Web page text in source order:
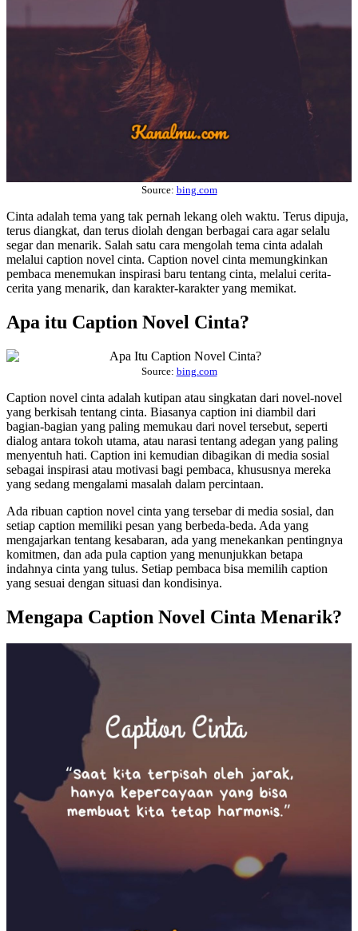
Source: bing.com
Cinta adalah tema yang tak pernah lekang oleh waktu. Terus dipuja,
terus diangkat, dan terus diolah dengan berbagai cara agar selalu
segar dan menarik. Salah satu cara mengolah tema cinta adalah
melalui caption novel cinta. Caption novel cinta memungkinkan
pembaca menemukan inspirasi baru tentang cinta, melalui cerita-
cerita yang menarik, dan karakter-karakter yang memikat.
Apa itu Caption Novel Cinta?
Source: bing.com
Caption novel cinta adalah kutipan atau singkatan dari novel-novel
yang berkisah tentang cinta. Biasanya caption ini diambil dari
bagian-bagian yang paling memukau dari novel tersebut, seperti
dialog antara tokoh utama, atau narasi tentang adegan yang paling
menyentuh hati. Caption ini kemudian dibagikan di media sosial
sebagai inspirasi atau motivasi bagi pembaca, khususnya mereka
yang sedang mengalami masalah dalam percintaan.
Ada ribuan caption novel cinta yang tersebar di media sosial, dan
setiap caption memiliki pesan yang berbeda-beda. Ada yang
mengajarkan tentang kesabaran, ada yang menekankan pentingnya
komitmen, dan ada pula caption yang menunjukkan betapa
indahnya cinta yang tulus. Setiap pembaca bisa memilih caption
yang sesuai dengan situasi dan kondisinya.
Mengapa Caption Novel Cinta Menarik?